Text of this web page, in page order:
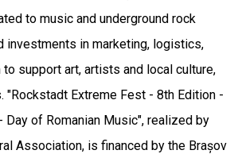
to music and underground rock
investments in marketing, logistics,
support art, artists and local culture,
"Rockstadt Extreme Fest - 8th Edition -
Day of Romanian Music", realized by
Association, is financed by the Brașov